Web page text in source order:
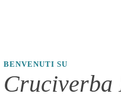
BENVENUTI SU
Cruciverba